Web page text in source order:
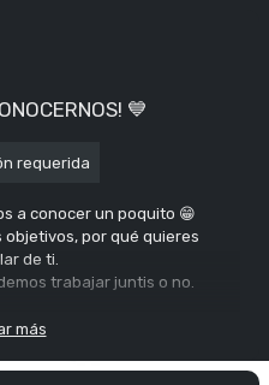
💙
requerida
a conocer un poquito 😁
por qué quieres
de ti.
trabajar juntis o no.
más